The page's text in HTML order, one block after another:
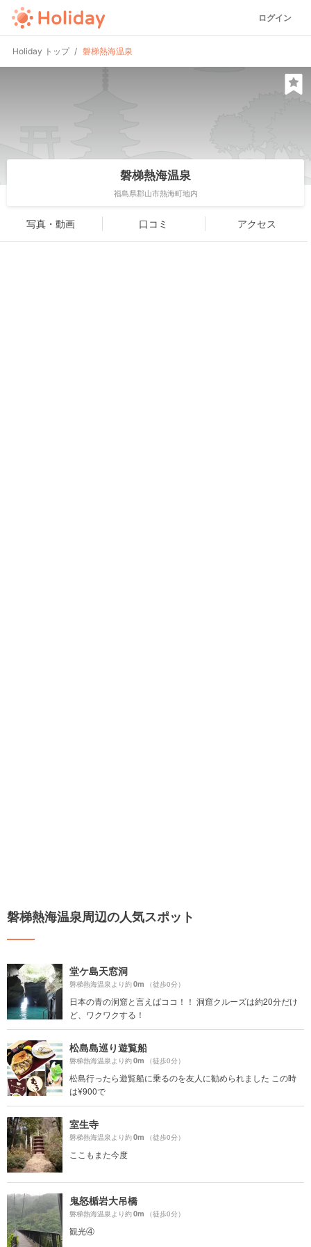
ログイン
Holiday トップ 磐梯熱海温泉
磐梯熱海温泉
福島県郡山市熱海町地内
写真・動画 口コミ アクセス
磐梯熱海温泉周辺の人気スポット
堂ケ島天窓洞
磐梯熱海温泉より約0m （徒歩0分）
日本の青の洞窟と言えばココ！！ 洞窟クルーズは約20分だけ
ど、ワクワクする！
松島島巡り遊覧船
磐梯熱海温泉より約0m （徒歩0分）
松島行ったら遊覧船に乗るのを友人に勧められました この時
は¥900で
室生寺
磐梯熱海温泉より約0m （徒歩0分）
ここもまた今度
鬼怒楯岩大吊橋
磐梯熱海温泉より約0m （徒歩0分）
観光④